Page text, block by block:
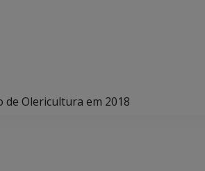
de Olericultura em 2018